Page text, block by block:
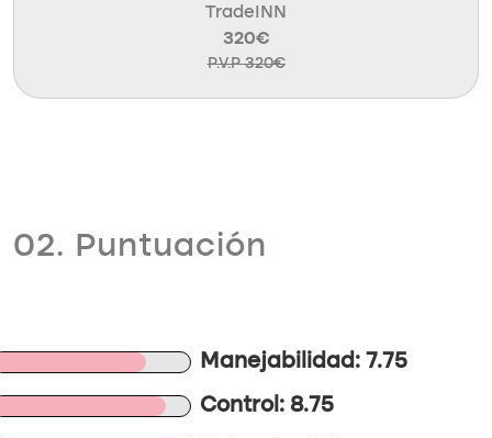
TradeINN
320€
P.V.P 320€
02. Puntuación
Manejabilidad: 7.75
Control: 8.75